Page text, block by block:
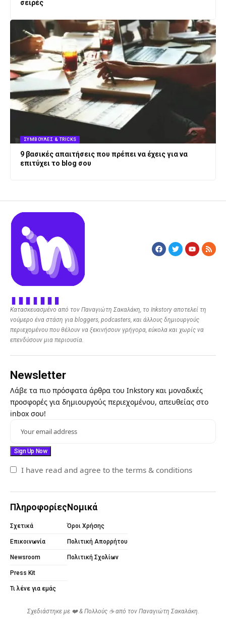
σειρές
ΣΥΜΒΟΥΛΈΣ & TRICKS
9 βασικές απαιτήσεις που πρέπει να έχεις για να
επιτύχει το blog σου
Κατασκευασμένο από τον Παναγιώτη Σακαλάκη, το Inkstory αποτελεί τη
νούμερο ένα στάση για bloggers, podcasters, και άλλους δημιουργούς
περιεχομένου που θέλουν να ξεκινήσουν γρήγορα, εύκολα και χωρίς να
επενδύσουν μια περιουσία.
Newsletter
Λάβε τα πιο πρόσφατα άρθρα του Inkstory και μοναδικές
προσφορές για δημιουργούς περιεχομένου, απευθείας στο
inbox σου!
I have read and agree to the terms & conditions
Πληροφορίες
Σχετικά
Επικοινωνία
Newsroom
Press Kit
Τι λένε για εμάς
Νομικά
Όροι Χρήσης
Πολιτική Απορρήτου
Πολιτική Σχολίων
Σχεδιάστηκε με ❤️ & Πολλούς ☕ από τον Παναγιώτη Σακαλάκη.